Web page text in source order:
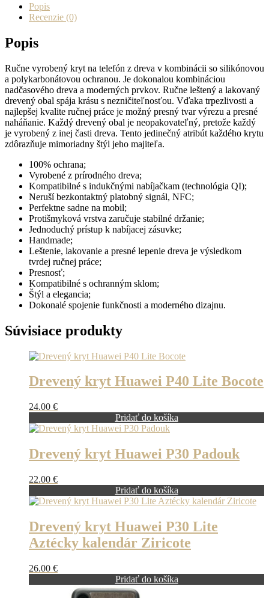
Popis
Recenzie (0)
Popis
Ručne vyrobený kryt na telefón z dreva v kombinácii so silikónovou
a polykarbonátovou ochranou. Je dokonalou kombináciou
nadčasového dreva a moderných prvkov. Ručne leštený a lakovaný
drevený obal spája krásu s nezničiteľnosťou. Vďaka trpezlivosti a
najlepšej kvalite ručnej práce je možný presný tvar výrezu a presné
naháňanie. Každý drevený obal je neopakovateľný, pretože každý
je vyrobený z inej časti dreva. Tento jedinečný atribút každého krytu
zdôrazňuje mimoriadny štýl jeho majiteľa.
100% ochrana;
Vyrobené z prírodného dreva;
Kompatibilné s indukčnými nabíjačkam (technológia QI);
Neruší bezkontaktný platobný signál, NFC;
Perfektne sadne na mobil;
Protišmyková vrstva zaručuje stabilné držanie;
Jednoduchý prístup k nabíjacej zásuvke;
Handmade;
Leštenie, lakovanie a presné lepenie dreva je výsledkom
tvrdej ručnej práce;
Presnosť;
Kompatibilné s ochranným sklom;
Štýl a elegancia;
Dokonalé spojenie funkčnosti a moderného dizajnu.
Súvisiace produkty
Drevený kryt Huawei P40 Lite Bocote
24.00 €
Pridať do košíka
Drevený kryt Huawei P30 Padouk
22.00 €
Pridať do košíka
Drevený kryt Huawei P30 Lite
Aztécky kalendár Ziricote
26.00 €
Pridať do košíka